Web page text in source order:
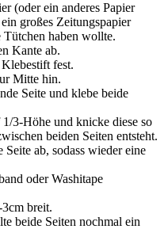
(oder ein anderes Papier
großes Zeitungspapier
Tütchen haben wollte.
Kante ab.
fest.
Mitte hin.
Seite und klebe beide
3-Höhe und knicke diese so
beiden Seiten entsteht.
ab, sodass wieder eine
oder Washitape
breit.
beide Seiten nochmal ein